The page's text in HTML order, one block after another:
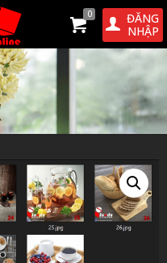
0
ĐĂNG
NHẬP